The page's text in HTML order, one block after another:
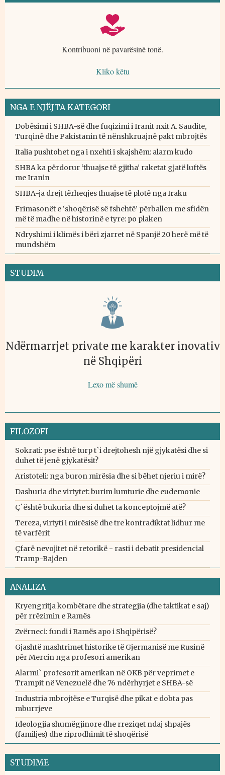
Kontribuoni në pavarësinë tonë.
Kliko këtu
NGA E NJËJTA KATEGORI
Dobësimi i SHBA-së dhe fuqizimi i Iranit nxit A. Saudite,
Turqinë dhe Pakistanin të nënshkruajnë pakt mbrojtës
Italia pushtohet nga i nxehti i skajshëm: alarm kudo
SHBA ka përdorur ‘thuajse të gjitha’ raketat gjatë luftës
me Iranin
SHBA-ja drejt tërheqjes thuajse të plotë nga Iraku
Frimasonët e ‘shoqërisë së fshehtë’ përballen me sfidën
më të madhe në historinë e tyre: po plaken
Ndryshimi i klimës i bëri zjarret në Spanjë 20 herë më të
mundshëm
STUDIM
Ndërmarrjet private me karakter inovativ
në Shqipëri
Lexo më shumë
FILOZOFI
Sokrati: pse është turp t`i drejtohesh një gjykatësi dhe si
duhet të jenë gjykatësit?
Aristoteli: nga buron mirësia dhe si bëhet njeriu i mirë?
Dashuria dhe virtytet: burim lumturie dhe eudemonie
Ç`është bukuria dhe si duhet ta konceptojmë atë?
Tereza, virtyti i mirësisë dhe tre kontradiktat lidhur me
të varfërit
Çfarë nevojitet në retorikë - rasti i debatit presidencial
Tramp-Bajden
ANALIZA
Kryengritja kombëtare dhe strategjia (dhe taktikat e saj)
për rrëzimin e Ramës
Zvërneci: fundi i Ramës apo i Shqipërisë?
Gjashtë mashtrimet historike të Gjermanisë me Rusinë
për Mercin nga profesori amerikan
Alarmi` profesorit amerikan në OKB për veprimet e
Trampit në Venezuelë dhe 76 ndërhyrjet e SHBA-së
Industria mbrojtëse e Turqisë dhe pikat e dobta pas
mburrjeve
Ideologjia shumëgjinore dhe rreziqet ndaj shpajës
(familjes) dhe riprodhimit të shoqërisë
STUDIME